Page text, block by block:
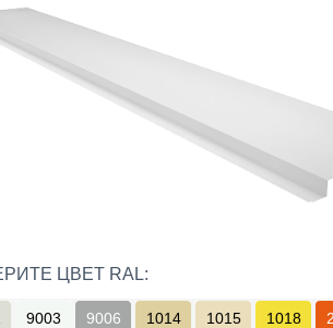
ЦВЕТ RAL:
9003 9006 1014 1015 1018